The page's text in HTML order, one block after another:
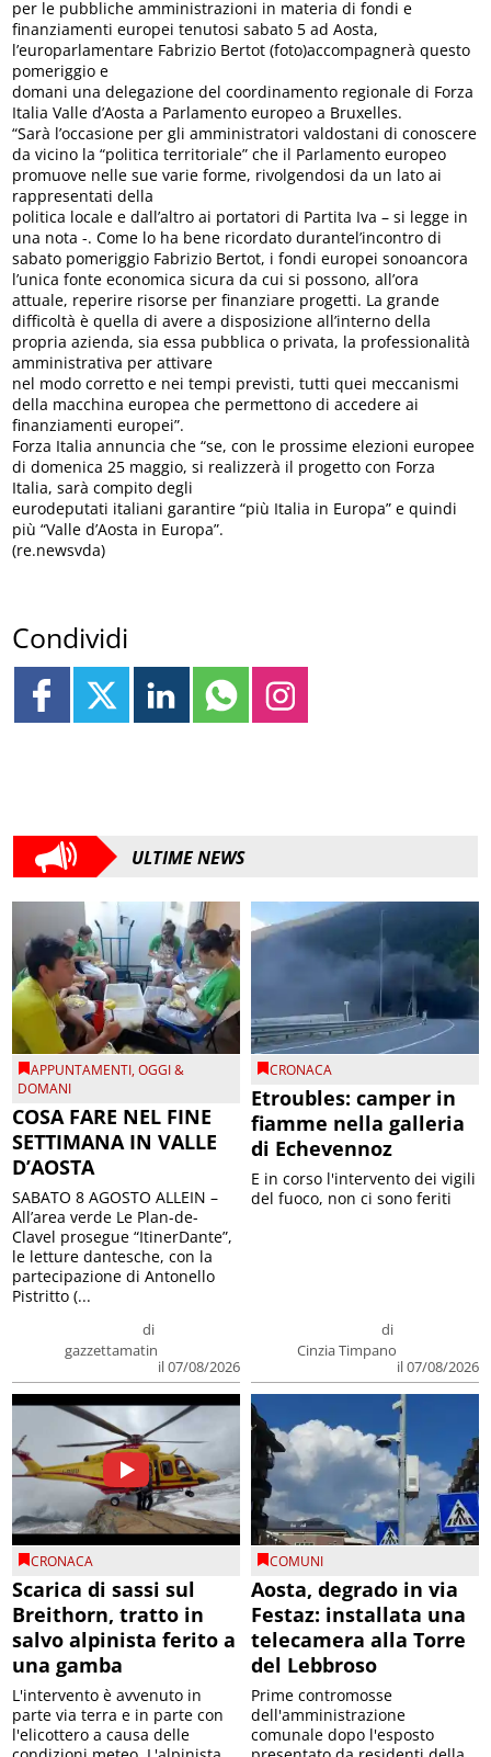
per le pubbliche amministrazioni in materia di fondi e
finanziamenti europei tenutosi sabato 5 ad Aosta,
l’europarlamentare Fabrizio Bertot (foto)accompagnerà questo
pomeriggio e
domani una delegazione del coordinamento regionale di Forza
Italia Valle d’Aosta a Parlamento europeo a Bruxelles.
“Sarà l’occasione per gli amministratori valdostani di conoscere
da vicino la “politica territoriale” che il Parlamento europeo
promuove nelle sue varie forme, rivolgendosi da un lato ai
rappresentati della
politica locale e dall’altro ai portatori di Partita Iva – si legge in
una nota -. Come lo ha bene ricordato durantel’incontro di
sabato pomeriggio Fabrizio Bertot, i fondi europei sonoancora
l’unica fonte economica sicura da cui si possono, all’ora
attuale, reperire risorse per finanziare progetti. La grande
difficoltà è quella di avere a disposizione all’interno della
propria azienda, sia essa pubblica o privata, la professionalità
amministrativa per attivare
nel modo corretto e nei tempi previsti, tutti quei meccanismi
della macchina europea che permettono di accedere ai
finanziamenti europei”.
Forza Italia annuncia che “se, con le prossime elezioni europee
di domenica 25 maggio, si realizzerà il progetto con Forza
Italia, sarà compito degli
eurodeputati italiani garantire “più Italia in Europa” e quindi
più “Valle d’Aosta in Europa”.
(re.newsvda)
Condividi
ULTIME NEWS
APPUNTAMENTI,OGGI &
DOMANI
COSA FARE NEL FINE
SETTIMANA IN VALLE
D’AOSTA
di
gazzettamatin
il 07/08/2026
SABATO 8 AGOSTO ALLEIN –
All’area verde Le Plan-de-
Clavel prosegue “ItinerDante”,
le letture dantesche, con la
partecipazione di Antonello
Pistritto (...
CRONACA
Etroubles: camper in
fiamme nella galleria
di Echevennoz
di
Cinzia Timpano
il 07/08/2026
E in corso l'intervento dei vigili
del fuoco, non ci sono feriti
CRONACA
Scarica di sassi sul
Breithorn, tratto in
salvo alpinista ferito a
una gamba
L'intervento è avvenuto in
parte via terra e in parte con
l'elicottero a causa delle
COMUNI
Aosta, degrado in via
Festaz: installata una
telecamera alla Torre
del Lebbroso
Prime contromosse
dell'amministrazione
comunale dopo l'esposto